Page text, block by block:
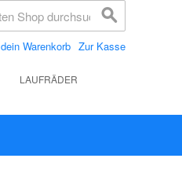
dein Warenkorb Zur Kasse
LAUFRÄDER